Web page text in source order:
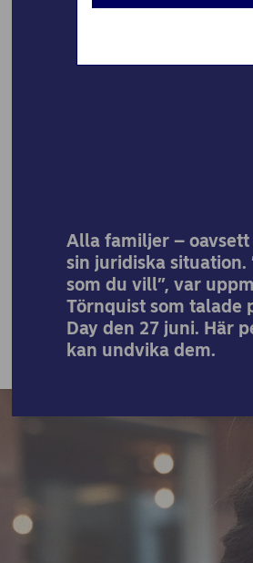
Alla familjer –
sin juridiska situation.
som du vill”, var
Törnquist som talade
Day den 27 juni. Här
kan undvika dem.